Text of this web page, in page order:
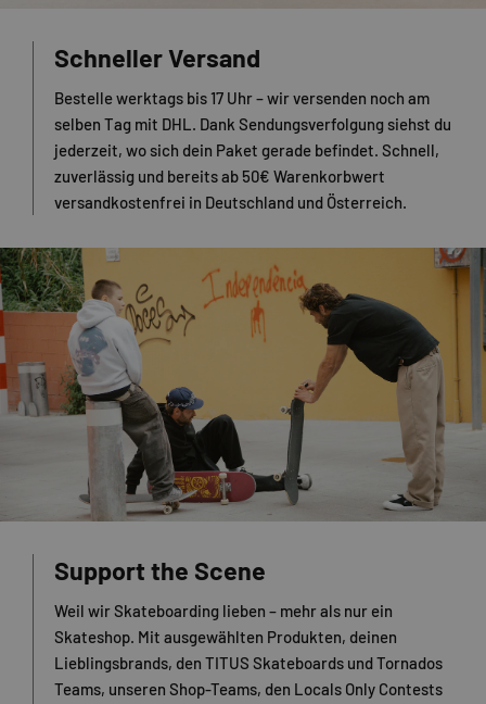
Schneller Versand
Bestelle werktags bis 17 Uhr – wir versenden noch am
selben Tag mit DHL. Dank Sendungsverfolgung siehst du
jederzeit, wo sich dein Paket gerade befindet. Schnell,
zuverlässig und bereits ab 50€ Warenkorbwert
versandkostenfrei in Deutschland und Österreich.
Support the Scene
Weil wir Skateboarding lieben – mehr als nur ein
Skateshop. Mit ausgewählten Produkten, deinen
Lieblingsbrands, den TITUS Skateboards und Tornados
Teams, unseren Shop-Teams, den Locals Only Contests